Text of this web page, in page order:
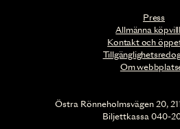
Press
Allmänna
Kontakt och
Om
Östra Rönneholmsvägen 20,
Biljettkassa 040-